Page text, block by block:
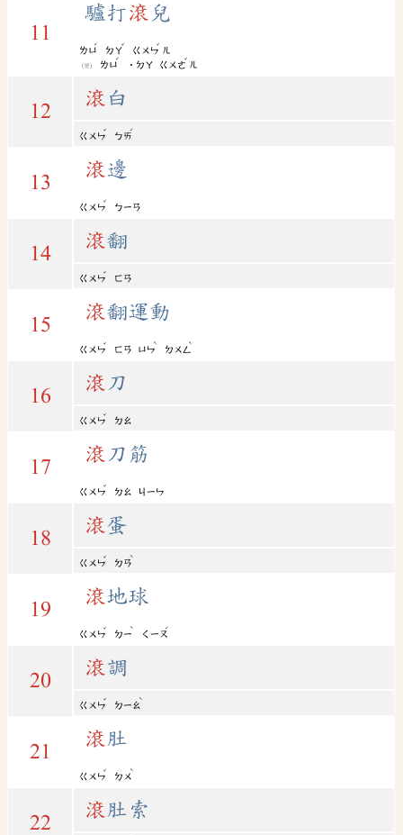
11
驢打滾 兒
ㄌㄩ
ˊ
ㄉㄚ
ˇ
ㄍㄨㄣ
ˇ
ㄦ
(變) ㄌㄩ
ˊ
˙ㄉㄚ ㄍㄨㄜ
ˇ
ㄦ
12
滾 白
ㄍㄨㄣ
ˇ
ㄅㄞ
ˊ
13
滾 邊
ㄍㄨㄣ
ˇ
ㄅㄧㄢ
14
滾翻
ㄍㄨㄣ
ˇ
ㄈㄢ
15
滾翻運動
ㄍㄨㄣ
ˇ
ㄈㄢ ㄩㄣ
ˋ
ㄉㄨㄥ
ˋ
16
滾 刀
ㄍㄨㄣ
ˇ
ㄉㄠ
17
滾 刀筋
ㄍㄨㄣ
ˇ
ㄉㄠ ㄐㄧㄣ
18
滾蛋
ㄍㄨㄣ
ˇ
ㄉㄢ
ˋ
19
滾地球
ㄍㄨㄣ
ˇ
ㄉㄧ
ˋ
ㄑㄧㄡ
ˊ
20
滾 調
ㄍㄨㄣ
ˇ
ㄉㄧㄠ
ˋ
21
滾 肚
ㄍㄨㄣ
ˇ
ㄉㄨ
ˋ
22
滾 肚索